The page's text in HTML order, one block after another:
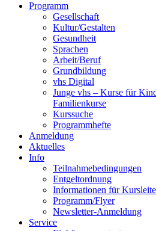
Programm
Gesellschaft
Kultur/Gestalten
Gesundheit
Sprachen
Arbeit/Beruf
Grundbildung
vhs Digital
Junge vhs – Kurse für
Familienkurse
Kurssuche
Programmhefte
Anmeldung
Aktuelles
Info
Teilnahmebedingungen
Entgeltordnung
Informationen für
Programm/Flyer
Newsletter-Anmeldung
Service